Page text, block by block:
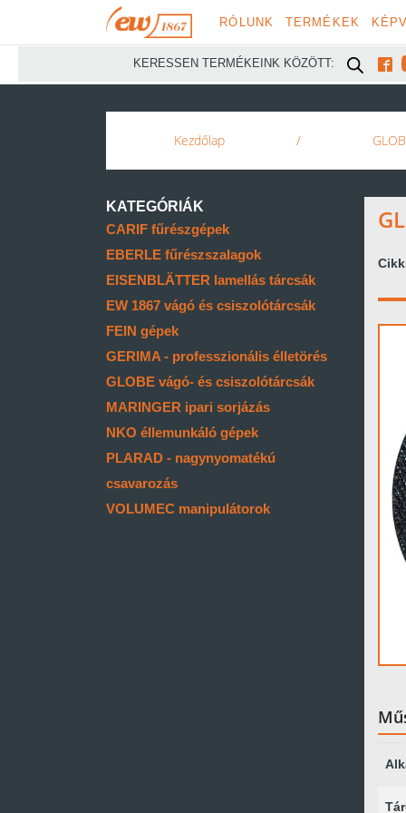
RÓLUNK TERMÉKEK
KERESSEN TERMÉKEINK KÖZÖTT: 
Kezdőlap /
KATEGÓRIÁK
CARIF fűrészgépek
EBERLE fűrészszalagok
EISENBLÄTTER lamellás tárcsák
EW 1867 vágó és csiszolótárcsák
FEIN gépek
GERIMA - professzionális élletörés
GLOBE vágó- és csiszolótárcsák
MARINGER ipari sorjázás
NKO éllemunkáló gépek
PLARAD - nagynyomatékú
csavarozás
VOLUMEC manipulátorok